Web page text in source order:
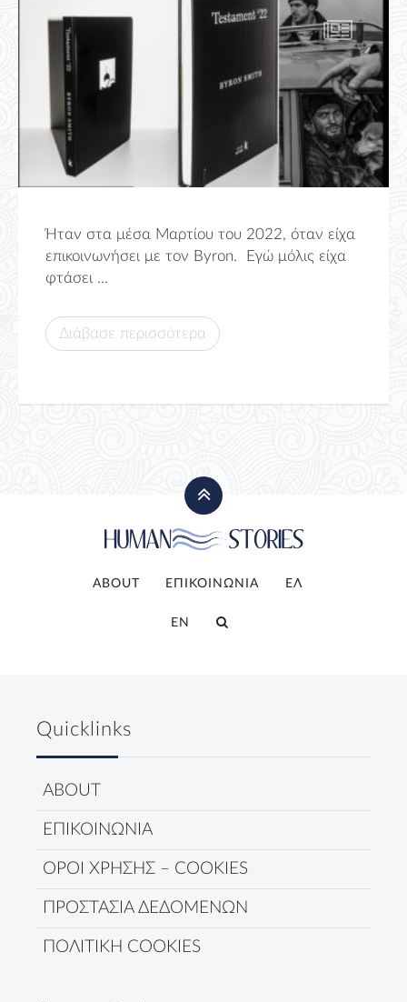
Ήταν στα μέσα Μαρτίου του 2022, όταν είχα
επικοινωνήσει με τον Byron. Εγώ μόλις είχα
φτάσει ...
Διάβασε περισσότερα
ABOUT ΕΠΙΚΟΙΝΩΝΙΑ ΕΛ
EN
Quicklinks
ABOUT
ΕΠΙΚΟΙΝΩΝΙΑ
ΟΡΟΙ ΧΡΗΣΗΣ – COOKIES
ΠΡΟΣΤΑΣΙΑ ΔΕΔΟΜΕΝΩΝ
ΠΟΛΙΤΙΚΗ COOKIES